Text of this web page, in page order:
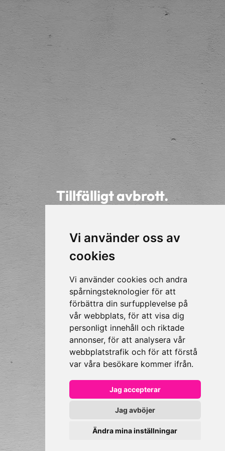
Vi använder oss av
cookies
Vi använder cookies och andra
spårningsteknologier för att
förbättra din surfupplevelse på
vår webbplats, för att visa dig
personligt innehåll och riktade
annonser, för att analysera vår
webbplatstrafik och för att förstå
var våra besökare kommer ifrån.
Jag accepterar
Jag avböjer
Ändra mina inställningar
Tillfälligt avbrott.
en timme.
Önskar du beställa något, eller har
andra frågor, välkommen att ringa
oss på031-830 222